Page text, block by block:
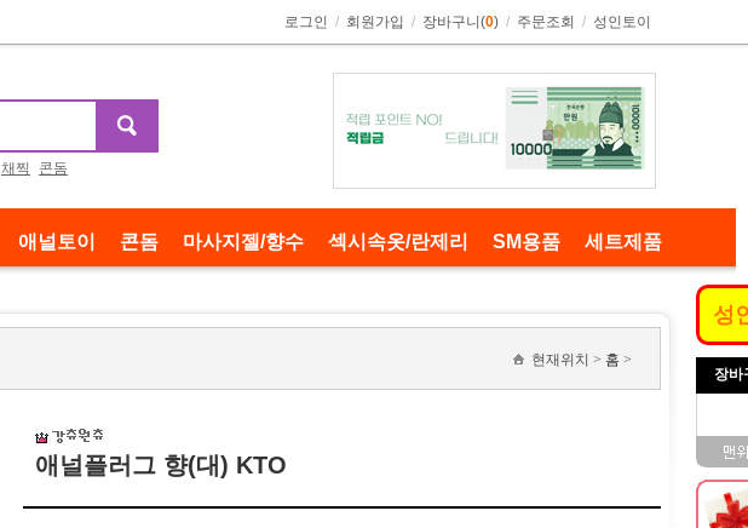
로그인 / 회원가입 / 장바구니(0) / 주문조회 / 성인토이
채찍 콘돔
애널토이 콘돔 마사지젤/향수 섹시속옷/란제리 SM용품 세트제품
현재위치 > 홈 >
애널플러그 향(대) KTO
성
장바